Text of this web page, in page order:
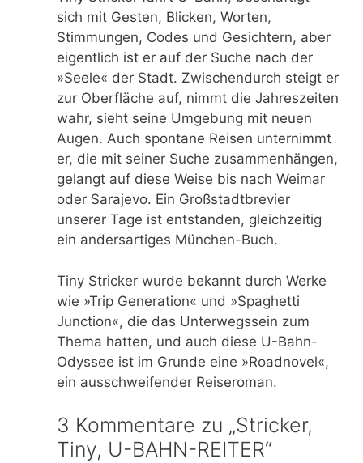
sich mit Gesten, Blicken, Worten,
Stimmungen, Codes und Gesichtern, aber
eigentlich ist er auf der Suche nach der
»Seele« der Stadt. Zwischendurch steigt er
zur Oberfläche auf, nimmt die Jahreszeiten
wahr, sieht seine Umgebung mit neuen
Augen. Auch spontane Reisen unternimmt
er, die mit seiner Suche zusammenhängen,
gelangt auf diese Weise bis nach Weimar
oder Sarajevo. Ein Großstadtbrevier
unserer Tage ist entstanden, gleichzeitig
ein andersartiges München-Buch.
Tiny Stricker wurde bekannt durch Werke
wie »Trip Generation« und »Spaghetti
Junction«, die das Unterwegssein zum
Thema hatten, und auch diese U-Bahn-
Odyssee ist im Grunde eine »Roadnovel«,
ein ausschweifender Reiseroman.
3 Kommentare zu „Stricker,
Tiny, U-BAHN-REITER“